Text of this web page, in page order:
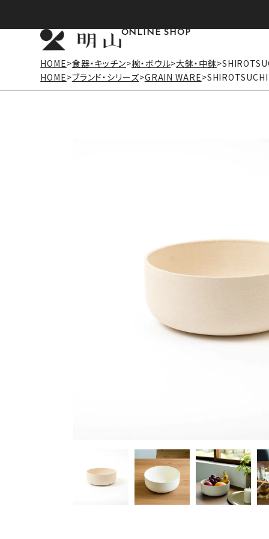
ONLINE SHOP
HOME 食器・キッチン 椀・ボウル 大鉢・中鉢
HOME ブランド・シリーズ GRAIN WARE